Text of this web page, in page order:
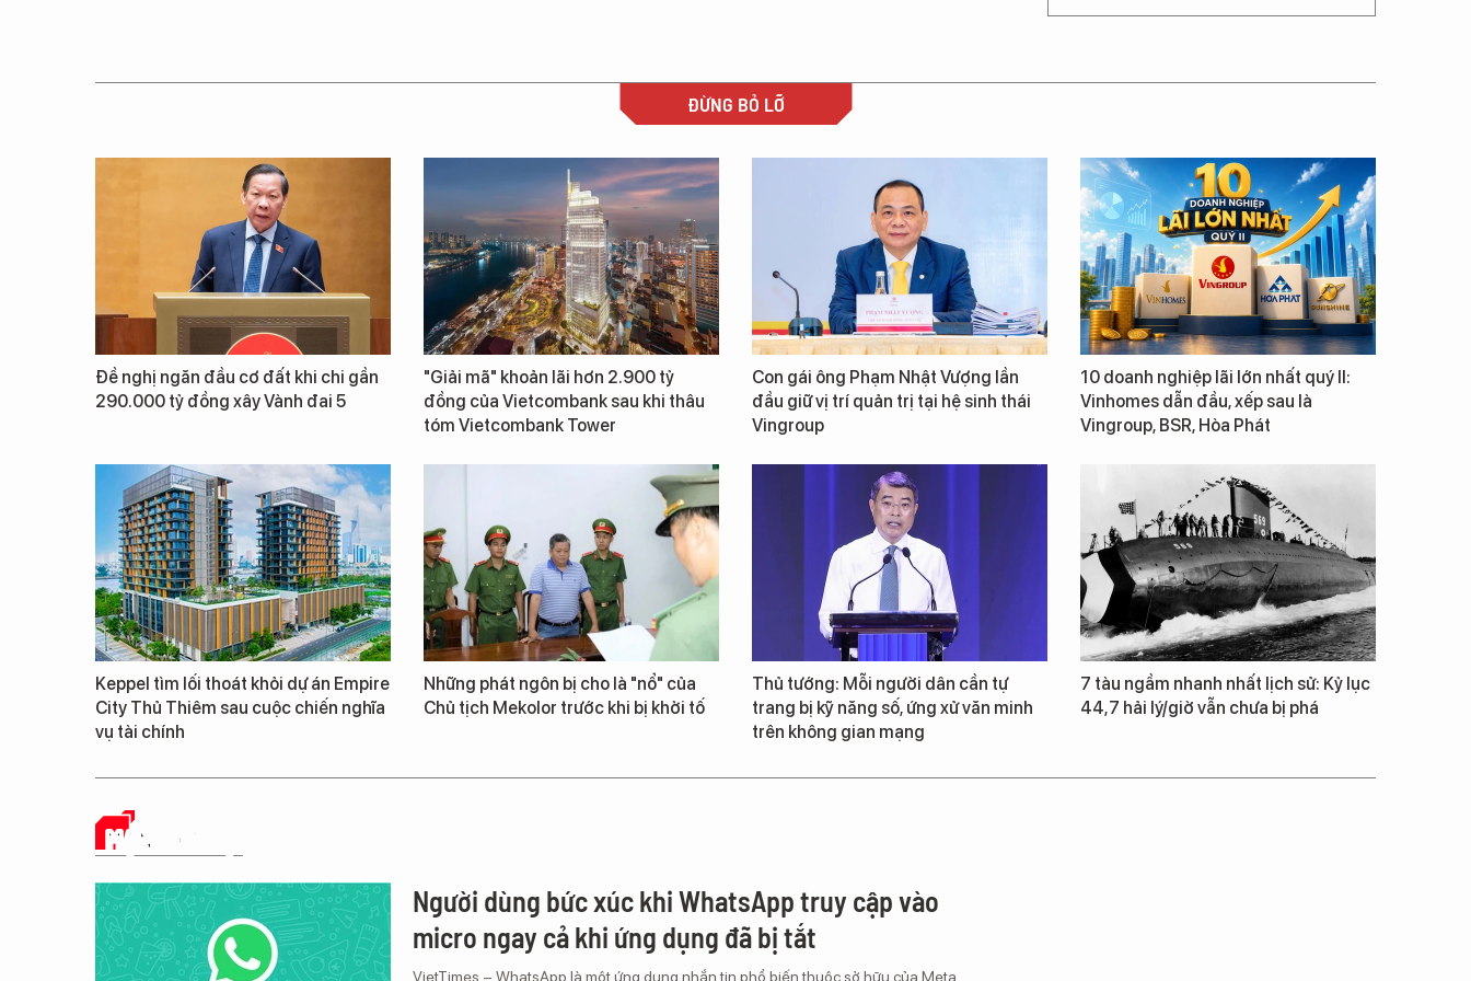
ĐỪNG BỎ LỠ
Đề nghị ngăn đầu cơ đất khi chi gần
290.000 tỷ đồng xây Vành đai 5
"Giải mã" khoản lãi hơn 2.900 tỷ
đồng của Vietcombank sau khi thâu
tóm Vietcombank Tower
Con gái ông Phạm Nhật Vượng lần
đầu giữ vị trí quản trị tại hệ sinh thái
Vingroup
10 doanh nghiệp lãi lớn nhất quý II:
Vinhomes dẫn đầu, xếp sau là
Vingroup, BSR, Hòa Phát
Keppel tìm lối thoát khỏi dự án Empire
City Thủ Thiêm sau cuộc chiến nghĩa
vụ tài chính
Những phát ngôn bị cho là "nổ" của
Chủ tịch Mekolor trước khi bị khởi tố
Thủ tướng: Mỗi người dân cần tự
trang bị kỹ năng số, ứng xử văn minh
trên không gian mạng
7 tàu ngầm nhanh nhất lịch sử: Kỷ lục
44,7 hải lý/giờ vẫn chưa bị phá
MẠNG XÃ HỘI
Người dùng bức xúc khi WhatsApp truy cập vào
micro ngay cả khi ứng dụng đã bị tắt
VietTimes – WhatsApp là một ứng dụng nhắn tin phổ biến thuộc sở hữu của Meta,